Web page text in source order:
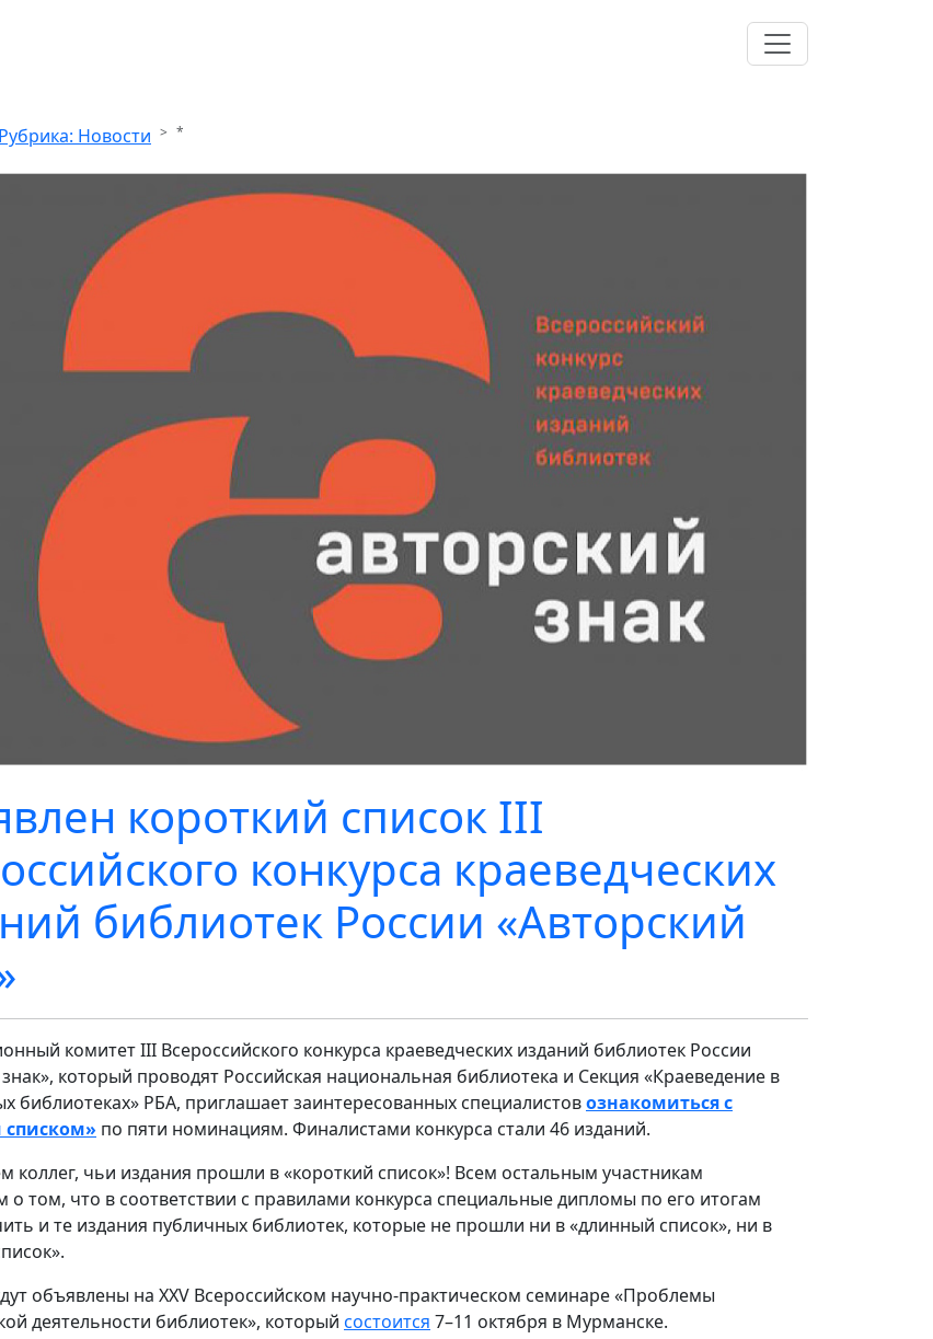
Рубрика: Новости *
короткий список III
конкурса краеведческих
библиотек России «Авторский
комитет III Всероссийского конкурса краеведческих изданий библиотек России
который проводят Российская национальная библиотека и Секция «Краеведение в
библиотеках» РБА, приглашает заинтересованных специалистовознакомиться с
по пяти номинациям. Финалистами конкурса стали 46 изданий.
коллег, чьи издания прошли в «короткий список»! Всем остальным участникам
о том, что в соответствии с правилами конкурса специальные дипломы по его итогам
и те издания публичных библиотек, которые не прошли ни в «длинный список», ни в
объявлены на XXV Всероссийском научно-практическом семинаре «Проблемы
деятельности библиотек», который состоится 7–11 октября в Мурманске.